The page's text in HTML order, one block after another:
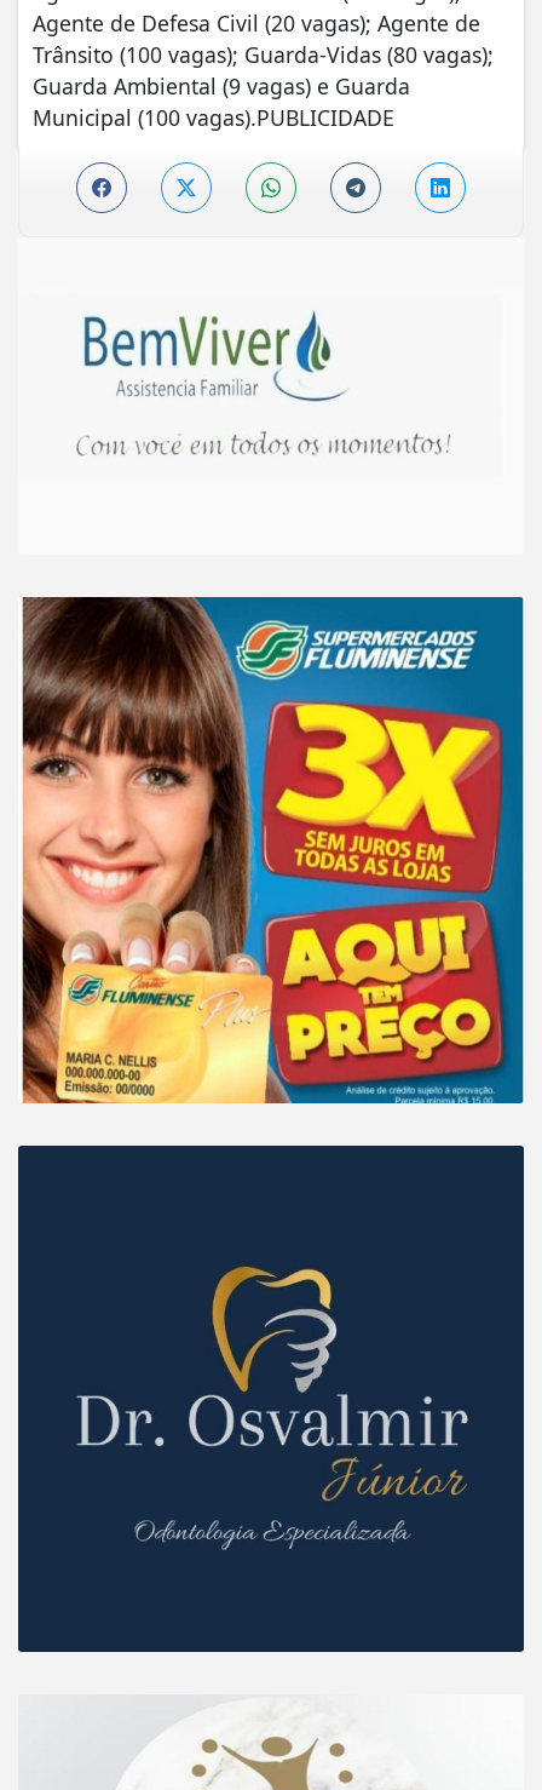
Agente de Defesa Civil (20 vagas); Agente de
Trânsito (100 vagas); Guarda-Vidas (80 vagas);
Guarda Ambiental (9 vagas) e Guarda
Municipal (100 vagas).PUBLICIDADE